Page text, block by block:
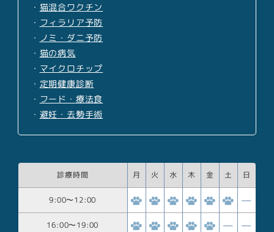
・ 猫混合ワクチン
・ フィラリア予防
・ ノミ・ダニ予防
・ 猫の病気
・ マイクロチップ
・ 定期健康診断
・ フード・療法食
・ 避妊・去勢手術
診療時間 月 火 水 木 金 土 日
9:00〜12:00
16:00〜19:00